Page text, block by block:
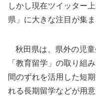
しかし現在ツイッター
県」に大きな注目が集ま
秋田県は、県外の児
「教育留学」の取り組
間のずれを活用した短
れる長期留学などが用